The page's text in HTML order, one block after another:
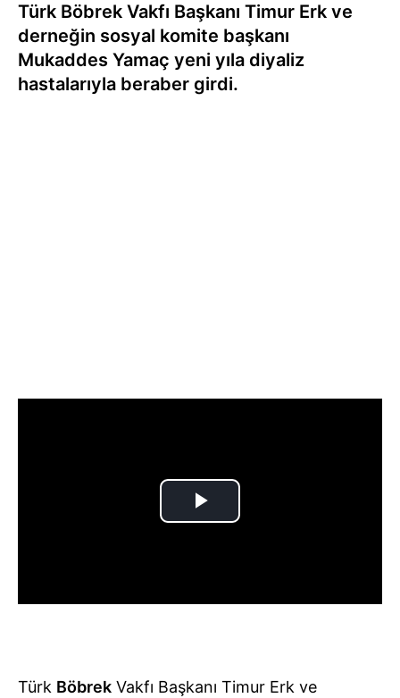
Türk Böbrek Vakfı Başkanı Timur Erk ve
derneğin sosyal komite başkanı
Mukaddes Yamaç yeni yıla diyaliz
hastalarıyla beraber girdi.
Türk Böbrek Vakfı Başkanı Timur Erk ve